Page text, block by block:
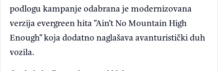
podlogu kampanje odabrana je modernizovana
verzija evergreen hita "Ain't No Mountain High
Enough" koja dodatno naglašava avanturistički duh
vozila.